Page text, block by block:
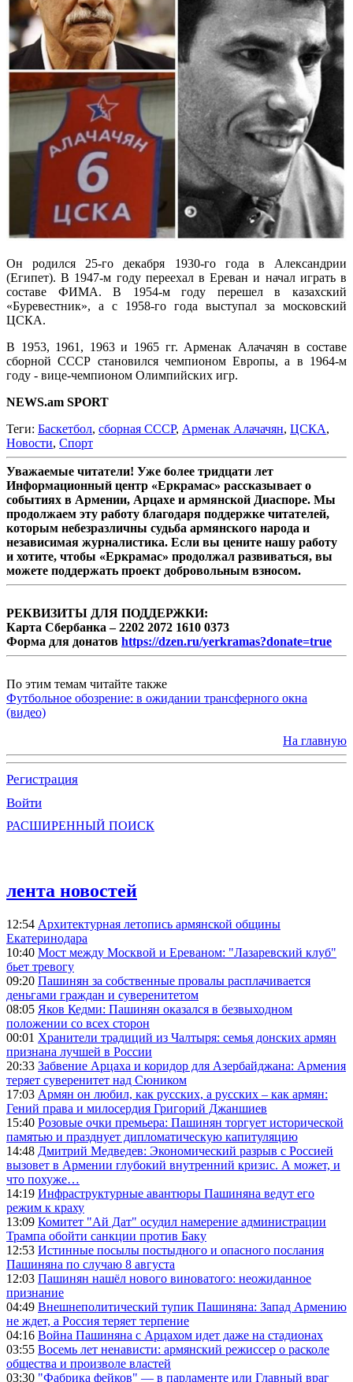
Он родился 25-го декабря 1930-го года в Александрии
(Египет). В 1947-м году переехал в Ереван и начал играть в
составе ФИМА. В 1954-м году перешел в казахский
«Буревестник», а с 1958-го года выступал за московский
ЦСКА.
В 1953, 1961, 1963 и 1965 гг. Арменак Алачачян в составе
сборной СССР становился чемпионом Европы, а в 1964-м
году - вице-чемпионом Олимпийских игр.
NEWS.am SPORT
Теги: Баскетбол, сборная СССР, Арменак Алачачян, ЦСКА,
Новости, Спорт
Уважаемые читатели! Уже более тридцати лет
Информационный центр «Еркрамас» рассказывает о
событиях в Армении, Арцахе и армянской Диаспоре. Мы
продолжаем эту работу благодаря поддержке читателей,
которым небезразличны судьба армянского народа и
независимая журналистика. Если вы цените нашу работу
и хотите, чтобы «Еркрамас» продолжал развиваться, вы
можете поддержать проект добровольным взносом.
РЕКВИЗИТЫ ДЛЯ ПОДДЕРЖКИ:
Карта Сбербанка – 2202 2072 1610 0373
Форма для донатов https://dzen.ru/yerkramas?donate=true
По этим темам читайте также
Футбольное обозрение: в ожидании трансферного окна
(видео)
На главную
Регистрация
Войти
РАСШИРЕННЫЙ ПОИСК
лента новостей
12:54 Архитектурная летопись армянской общины
Екатеринодара
10:40 Мост между Москвой и Ереваном: "Лазаревский клуб"
бьет тревогу
09:20 Пашинян за собственные провалы расплачивается
деньгами граждан и суверенитетом
08:05 Яков Кедми: Пашинян оказался в безвыходном
положении со всех сторон
00:01 Хранители традиций из Чалтыря: семья донских армян
признана лучшей в России
20:33 Забвение Арцаха и коридор для Азербайджана: Армения
теряет суверенитет над Сюником
17:03 Армян он любил, как русских, а русских – как армян:
Гений права и милосердия Григорий Джаншиев
15:40 Розовые очки премьера: Пашинян торгует исторической
памятью и празднует дипломатическую капитуляцию
14:48 Дмитрий Медведев: Экономический разрыв с Россией
вызовет в Армении глубокий внутренний кризис. А может, и
что похуже…
14:19 Инфраструктурные авантюры Пашиняна ведут его
режим к краху
13:09 Комитет "Ай Дат" осудил намерение администрации
Трампа обойти санкции против Баку
12:53 Истинные посылы постыдного и опасного послания
Пашиняна по случаю 8 августа
12:03 Пашинян нашёл нового виноватого: неожиданное
признание
04:49 Внешнеполитический тупик Пашиняна: Запад Армению
не ждет, а Россия теряет терпение
04:16 Война Пашиняна с Арцахом идет даже на стадионах
03:55 Восемь лет ненависти: армянский режиссер о расколе
общества и произволе властей
03:30 "Фабрика фейков" — в парламенте или Главный враг